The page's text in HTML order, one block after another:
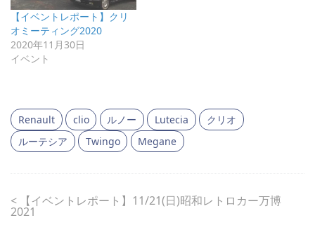
【イベントレポート】クリ
オミーティング2020
2020年11月30日
イベント
Renault clio ルノー Lutecia
クリオ
ルーテシア
Twingo Megane
< 【イベントレポート】11/21(日)昭和レトロカー万博
2021